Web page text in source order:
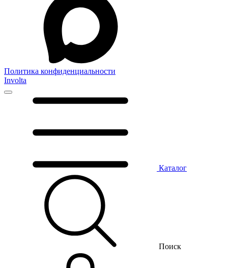
Политика конфиденциальности
Involta
Каталог
Поиск